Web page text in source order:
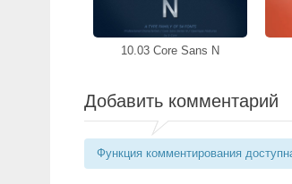
10.03 Core Sans N
Добавить комментарий
Функция комментирования